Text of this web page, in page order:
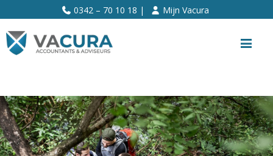
0342 – 70 10 18 | Mijn Vacura